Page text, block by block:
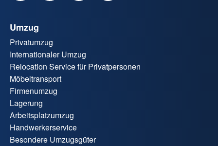
Umzug
Privatumzug
Internationaler Umzug
Relocation Service für Privatpersonen
Möbeltransport
Firmenumzug
Lagerung
Arbeitsplatzumzug
Handwerkerservice
Besondere Umzugsgüter